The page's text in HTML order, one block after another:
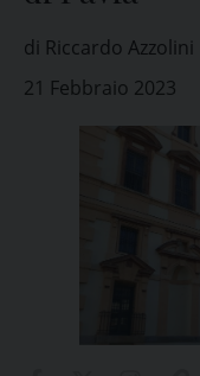
di Riccardo Azzolini
21 Febbraio 2023